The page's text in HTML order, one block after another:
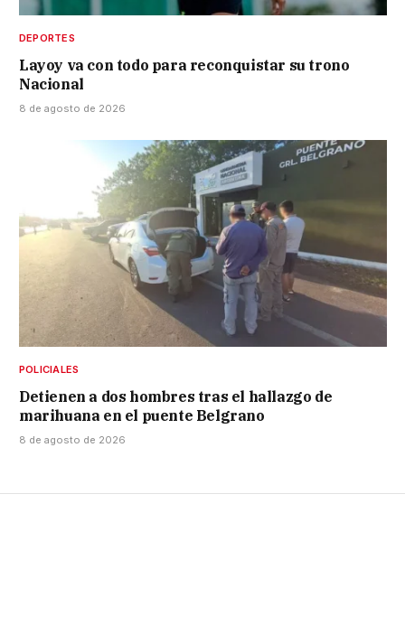
DEPORTES
Layoy va con todo para reconquistar su trono
Nacional
8 de agosto de 2026
POLICIALES
Detienen a dos hombres tras el hallazgo de
marihuana en el puente Belgrano
8 de agosto de 2026